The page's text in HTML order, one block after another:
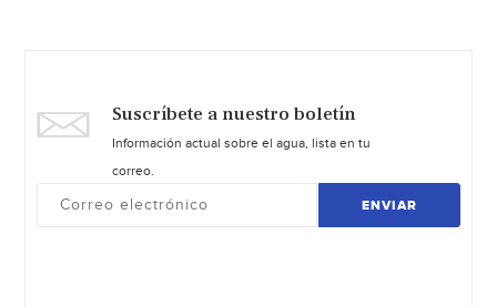
Suscríbete a nuestro boletín
Información actual sobre el agua, lista en tu
correo.
ENVIAR